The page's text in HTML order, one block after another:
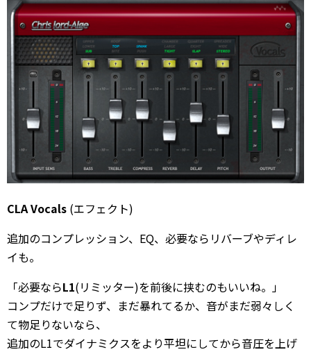
CLA Vocals (エフェクト)
追加のコンプレッション、EQ、必要ならリバーブやディレ
イも。
「必要ならL1(リミッター)を前後に挟むのもいいね。」
コンプだけで足りず、まだ暴れてるか、音がまだ弱々しく
て物足りないなら、
追加のL1でダイナミクスをより平坦にしてから音圧を上げ